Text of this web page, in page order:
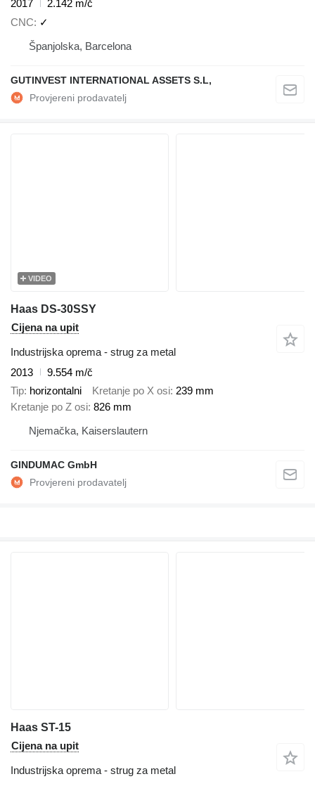
2017
2.142 m/č
CNC
✓
Španjolska, Barcelona
GUTINVEST INTERNATIONAL ASSETS S.L,
VIDEO
Haas DS-30SSY
Cijena na upit
Industrijska oprema - strug za metal
2013
9.554 m/č
Tip horizontalni Kretanje po X osi 239 mm
Kretanje po Z osi 826 mm
Njemačka, Kaiserslautern
GINDUMAC GmbH
Haas ST-15
Cijena na upit
Industrijska oprema - strug za metal